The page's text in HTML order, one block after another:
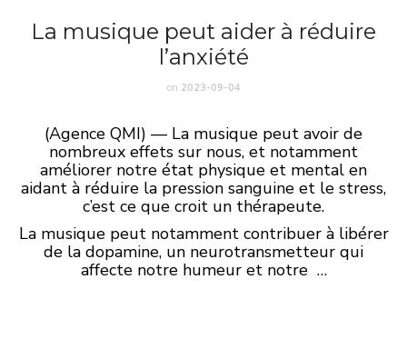
La musique peut aider à réduire
l’anxiété
on 2023-09-04
(Agence QMI) — La musique peut avoir de
nombreux effets sur nous, et notamment
améliorer notre état physique et mental en
aidant à réduire la pression sanguine et le stress,
c’est ce que croit un thérapeute.
La musique peut notamment contribuer à libérer
de la dopamine, un neurotransmetteur qui
affecte notre humeur et notre …